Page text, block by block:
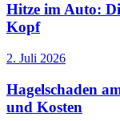
Hitze im Auto:
Kopf
2. Juli 2026
Hagelschaden
und Kosten